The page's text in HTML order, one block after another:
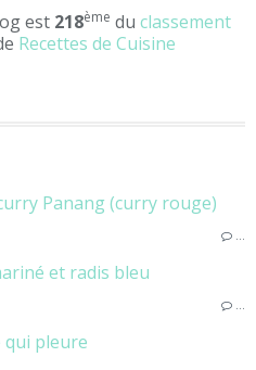
Panang (curry rouge)
et radis bleu
qui pleure
est 218ème du classement
Recettes de Cuisine